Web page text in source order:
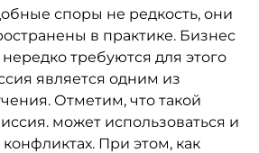
споры не редкость, они
в практике. Бизнес
требуются для этого
является одним из
Отметим, что такой
может использоваться и
При этом, как